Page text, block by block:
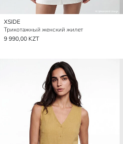
XSIDE
Трикотажный женский жилет
9 990,00 KZT